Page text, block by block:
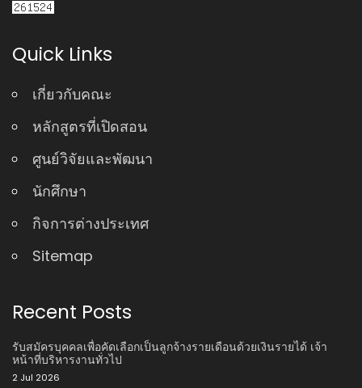
Quick Links
เกี่ยวกับคณะ
หลักสูตรที่เปิดสอน
ศูนย์วิจัยและพัฒนา
นักศึกษา
กิจการต่างประเทศ
Sitemap
Recent Posts
รับสมัครบุคคลเพื่อคัดเลือกเป็นลูกจ้างรายเดือนด้วยเงินรายได้ เจ้า
หน้าที่บริหารงานทั่วไป
2 Jul 2026